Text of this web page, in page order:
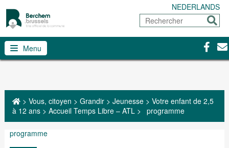
NEDERLANDS
Rechercher
Menu
> Vous, citoyen > Grandir> Jeunesse> Votre enfant de 2,5
à 12 ans> Accueil Temps Libre – ATL> programme
programme